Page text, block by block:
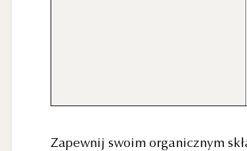
Zapewnij swoim organicznym